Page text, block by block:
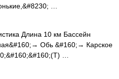
…
Длина 10 км Бассейн
Обь &#160;→ Карское
…